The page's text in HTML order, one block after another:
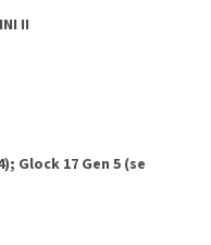
II
Glock 17 Gen 5 (se